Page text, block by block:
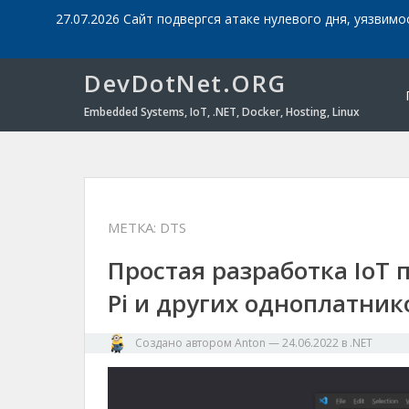
27.07.2026 Сайт подвергся атаке нулевого дня,
DevDotNet.ORG
Embedded Systems, IoT, .NET, Docker, Hosting, Linux
МЕТКА: DTS
Простая разработка
Pi и других
Создано автором Anton —24.06.2022 в .NET